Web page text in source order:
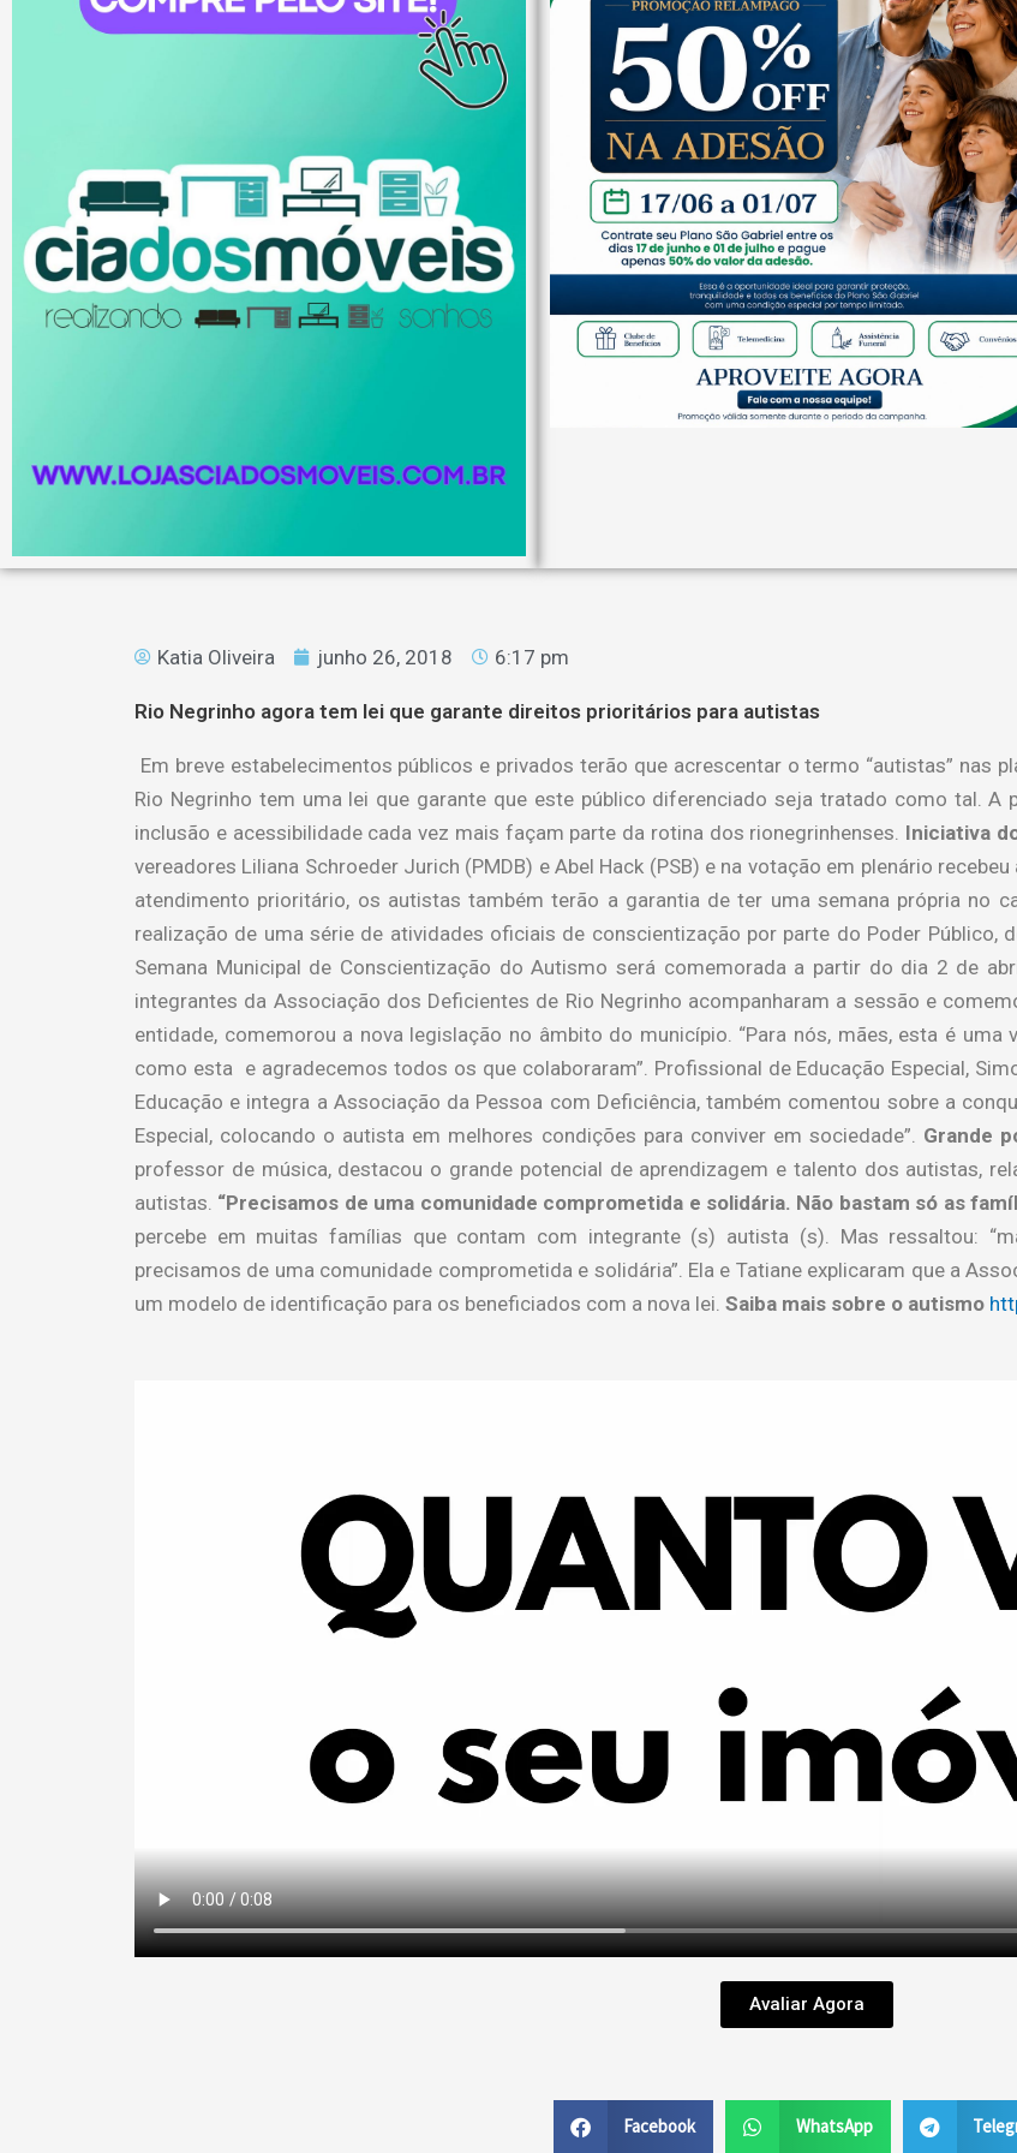
Katia Oliveira junho 26, 2018 6:17 pm
Rio Negrinho agora tem lei que garante direitos prioritários para autistas
Em breve estabelecimentos públicos e privados terão que acrescentar o termo “autistas” nas
Rio Negrinho tem uma lei que garante que este público diferenciado seja tratado como tal.
inclusão e acessibilidade cada vez mais façam parte da rotina dos rionegrinhenses. Iniciativa
vereadores Liliana Schroeder Jurich (PMDB) e Abel Hack (PSB) e na votação em plenário
atendimento prioritário, os autistas também terão a garantia de ter uma semana própria no
realização de uma série de atividades oficiais de conscientização por parte do Poder Público,
Semana Municipal de Conscientização do Autismo será comemorada a partir do dia 2 de
integrantes da Associação dos Deficientes de Rio Negrinho acompanharam a sessão e
entidade, comemorou a nova legislação no âmbito do município. “Para nós, mães, esta é
como esta e agradecemos todos os que colaboraram”. Profissional de Educação Especial,
Educação e integra a Associação da Pessoa com Deficiência, também comentou sobre a
Especial, colocando o autista em melhores condições para conviver em sociedade”. Grande
professor de música, destacou o grande potencial de aprendizagem e talento dos autistas,
autistas. “Precisamos de uma comunidade comprometida e solidária. Não bastam só as
percebe em muitas famílias que contam com integrante (s) autista (s). Mas ressaltou:
precisamos de uma comunidade comprometida e solidária”. Ela e Tatiane explicaram que a
um modelo de identificação para os beneficiados com a nova lei. Saiba mais sobre o autismo
Avaliar Agora
Facebook WhatsApp